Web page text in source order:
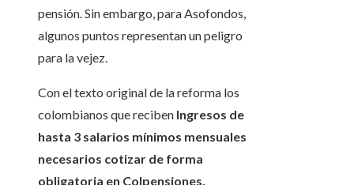
pensión. Sin embargo, para Asofondos,
algunos puntos representan un peligro
para la vejez.
Con el texto original de la reforma los
colombianos que reciben Ingresos de
hasta 3 salarios mínimos mensuales
necesarios cotizar de forma
obligatoria en Colpensiones.